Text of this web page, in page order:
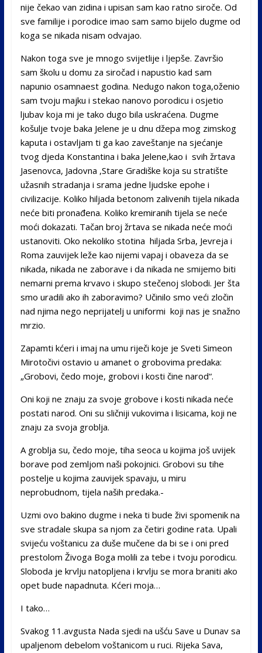
nije čekao van zidina i upisan sam kao ratno siroče. Od
sve familije i porodice imao sam samo bijelo dugme od
koga se nikada nisam odvajao.
Nakon toga sve je mnogo svijetlije i ljepše. Završio
sam školu u domu za siročad i napustio kad sam
napunio osamnaest godina. Nedugo nakon toga,oženio
sam tvoju majku i stekao nanovo porodicu i osjetio
ljubav koja mi je tako dugo bila uskraćena. Dugme
košulje tvoje baka Jelene je u dnu džepa mog zimskog
kaputa i ostavljam ti ga kao zaveštanje na sjećanje
tvog djeda Konstantina i baka Jelene,kao i svih žrtava
Jasenovca, Jadovna ,Stare Gradiške koja su stratište
užasnih stradanja i srama jedne ljudske epohe i
civilizacije. Koliko hiljada betonom zalivenih tijela nikada
neće biti pronađena. Koliko kremiranih tijela se neće
moći dokazati. Tačan broj žrtava se nikada neće moći
ustanoviti. Oko nekoliko stotina hiljada Srba, Jevreja i
Roma zauvijek leže kao nijemi vapaj i obaveza da se
nikada, nikada ne zaborave i da nikada ne smijemo biti
nemarni prema krvavo i skupo stečenoj slobodi. Jer šta
smo uradili ako ih zaboravimo? Učinilo smo veći zločin
nad njima nego neprijatelj u uniformi koji nas je snažno
mrzio.
Zapamti kćeri i imaj na umu riječi koje je Sveti Simeon
Mirotočivi ostavio u amanet o grobovima predaka:
„Grobovi, čedo moje, grobovi i kosti čine narod“.
Oni koji ne znaju za svoje grobove i kosti nikada neće
postati narod. Oni su sličniji vukovima i lisicama, koji ne
znaju za svoja groblja.
A groblja su, čedo moje, tiha seoca u kojima još uvijek
borave pod zemljom naši pokojnici. Grobovi su tihe
postelje u kojima zauvijek spavaju, u miru
neprobudnom, tijela naših predaka.-
Uzmi ovo bakino dugme i neka ti bude živi spomenik na
sve stradale skupa sa njom za četiri godine rata. Upali
svijeću voštanicu za duše mučene da bi se i oni pred
prestolom Živoga Boga molili za tebe i tvoju porodicu.
Sloboda je krvlju natopljena i krvlju se mora braniti ako
opet bude napadnuta. Kćeri moja…
I tako…
Svakog 11.avgusta Nada sjedi na ušću Save u Dunav sa
upaljenom debelom voštanicom u ruci. Rijeka Sava,